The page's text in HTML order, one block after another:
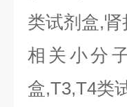
类试剂盒,肾
相关小分
盒,T3,T4类